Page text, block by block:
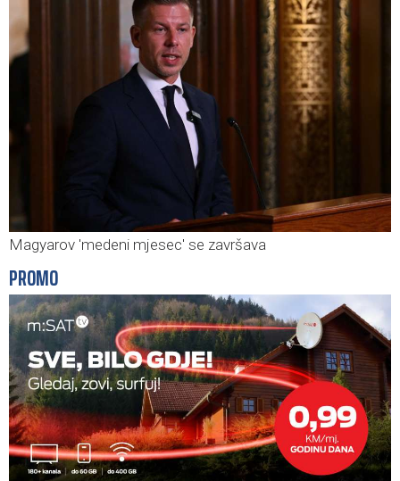
Magyarov 'medeni mjesec' se završava
PROMO